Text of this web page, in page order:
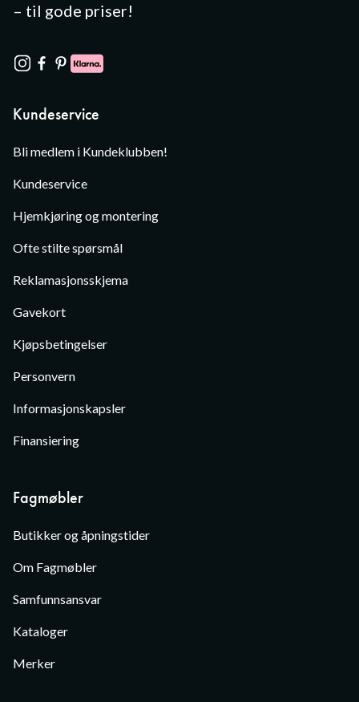
– til gode priser!
Kundeservice
Bli medlem i Kundeklubben!
Kundeservice
Hjemkjøring og montering
Ofte stilte spørsmål
Reklamasjonsskjema
Gavekort
Kjøpsbetingelser
Personvern
Informasjonskapsler
Finansiering
Fagmøbler
Butikker og åpningstider
Om Fagmøbler
Samfunnsansvar
Kataloger
Merker